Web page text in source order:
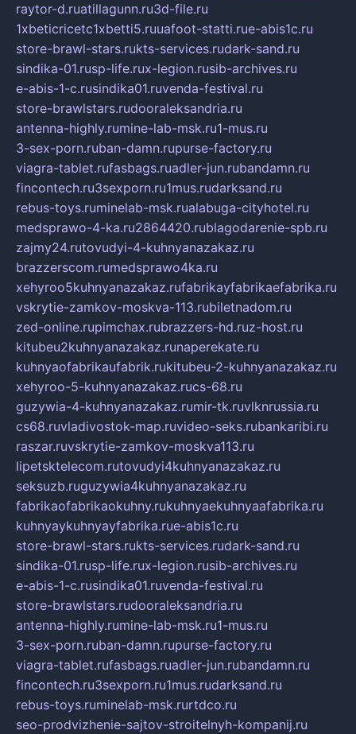
raytor-d.ruatillagunn.ru3d-file.ru
1xbeticricetc1xbetti5.ruuafoot-statti.rue-abis1c.ru
store-brawl-stars.rukts-services.rudark-sand.ru
sindika-01.rusp-life.rux-legion.rusib-archives.ru
e-abis-1-c.rusindika01.ruvenda-festival.ru
store-brawlstars.rudooraleksandria.ru
antenna-highly.rumine-lab-msk.ru1-mus.ru
3-sex-porn.ruban-damn.rupurse-factory.ru
viagra-tablet.rufasbags.ruadler-jun.rubandamn.ru
fincontech.ru3sexporn.ru1mus.rudarksand.ru
rebus-toys.ruminelab-msk.rualabuga-cityhotel.ru
medsprawo-4-ka.ru2864420.rublagodarenie-spb.ru
zajmy24.rutovudyi-4-kuhnyanazakaz.ru
brazzerscom.rumedsprawo4ka.ru
xehyroo5kuhnyanazakaz.rufabrikayfabrikaefabrika.ru
vskrytie-zamkov-moskva-113.rubiletnadom.ru
zed-online.rupimchax.rubrazzers-hd.ruz-host.ru
kitubeu2kuhnyanazakaz.runaperekate.ru
kuhnyaofabrikaufabrik.rukitubeu-2-kuhnyanazakaz.ru
xehyroo-5-kuhnyanazakaz.rucs-68.ru
guzywia-4-kuhnyanazakaz.rumir-tk.ruvlknrussia.ru
cs68.ruvladivostok-map.ruvideo-seks.rubankaribi.ru
raszar.ruvskrytie-zamkov-moskva113.ru
lipetsktelecom.rutovudyi4kuhnyanazakaz.ru
seksuzb.ruguzywia4kuhnyanazakaz.ru
fabrikaofabrikaokuhny.rukuhnyaekuhnyaafabrika.ru
kuhnyaykuhnyayfabrika.rue-abis1c.ru
store-brawl-stars.rukts-services.rudark-sand.ru
sindika-01.rusp-life.rux-legion.rusib-archives.ru
e-abis-1-c.rusindika01.ruvenda-festival.ru
store-brawlstars.rudooraleksandria.ru
antenna-highly.rumine-lab-msk.ru1-mus.ru
3-sex-porn.ruban-damn.rupurse-factory.ru
viagra-tablet.rufasbags.ruadler-jun.rubandamn.ru
fincontech.ru3sexporn.ru1mus.rudarksand.ru
rebus-toys.ruminelab-msk.rurtdco.ru
seo-prodvizhenie-sajtov-stroitelnyh-kompanij.ru